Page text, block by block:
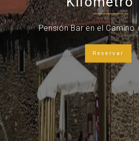
Pensión Bar en el Camino
Reservar